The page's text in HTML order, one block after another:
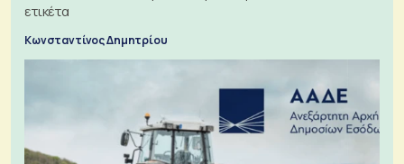
ετικέτα
Κωνσταντίνος Δημητρίου